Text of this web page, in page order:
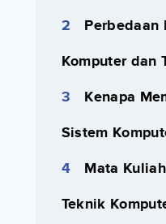
Perbedaan
Komputer dan
Kenapa
Sistem
Mata
Teknik